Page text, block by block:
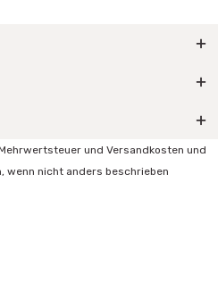
und Versandkosten und
wenn nicht anders beschrieben